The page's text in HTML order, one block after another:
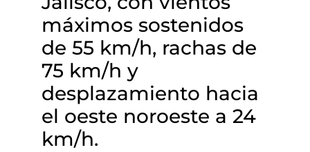
máximos sostenidos
de 55 km/h, rachas de
75 km/h y
desplazamiento hacia
el oeste noroeste a 24
km/h.